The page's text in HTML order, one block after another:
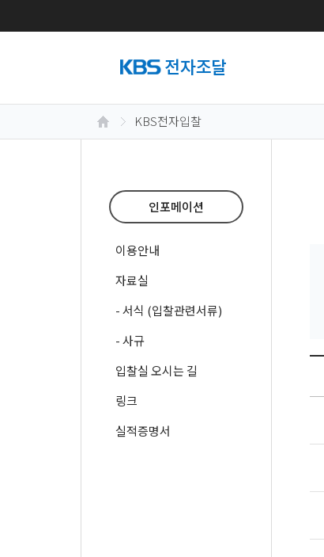
KBS전자입찰
인포메이션
이용안내
자료실
- 서식 (입찰관련서류)
- 사규
입찰실 오시는 길
링크
실적증명서